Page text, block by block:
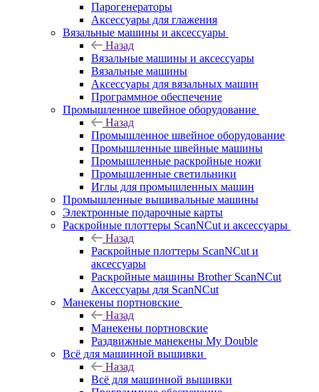
Парогенераторы
Аксессуары для глажения
Вязальные машины и аксессуары
Назад
Вязальные машины и аксессуары
Вязальные машины
Аксессуары для вязальных машин
Программное обеспечение
Промышленное швейное оборудование
Назад
Промышленное швейное оборудование
Промышленные швейные машины
Промышленные раскройные ножи
Промышленные светильники
Иглы для промышленных машин
Промышленные вышивальные машины
Электронные подарочные карты
Раскройные плоттеры ScanNCut и аксессуары
Назад
Раскройные плоттеры ScanNCut и
аксессуары
Раскройные машины Brother ScanNCut
Аксессуары для ScanNCut
Манекены портновские
Назад
Манекены портновские
Раздвижные манекены My Double
Всё для машинной вышивки
Назад
Всё для машинной вышивки